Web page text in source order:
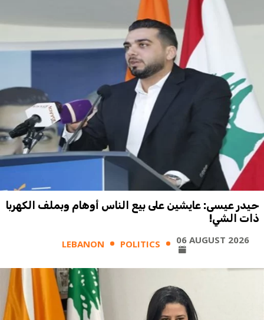
حيدر عيسى: عايشين على بيع الناس أوهام وبملف الكهربا
ذات الشي!
LEBANON POLITICS 06 AUGUST 2026